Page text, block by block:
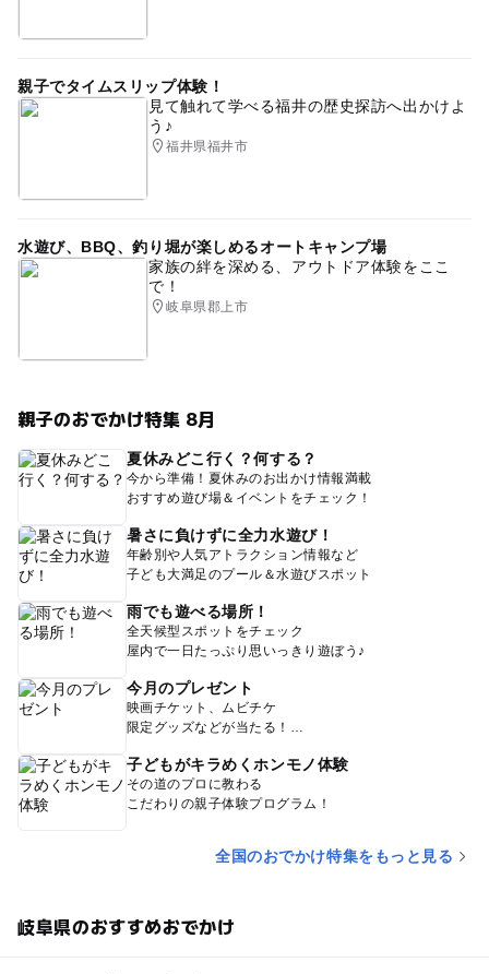
親子でタイムスリップ体験！
見て触れて学べる福井の歴史探訪へ出かけよ
う♪
福井県福井市
水遊び、BBQ、釣り堀が楽しめるオートキャンプ場
家族の絆を深める、アウトドア体験をここ
で！
岐阜県郡上市
親子のおでかけ特集 8月
夏休みどこ行く？何する？
今から準備！夏休みのお出かけ情報満載
おすすめ遊び場＆イベントをチェック！
暑さに負けずに全力水遊び！
年齢別や人気アトラクション情報など
子ども大満足のプール＆水遊びスポット
雨でも遊べる場所！
全天候型スポットをチェック
屋内で一日たっぷり思いっきり遊ぼう♪
今月のプレゼント
映画チケット、ムビチケ
限定グッズなどが当たる！
子どもがキラめくホンモノ体験
その道のプロに教わる
こだわりの親子体験プログラム！
全国のおでかけ特集をもっと見る
岐阜県のおすすめおでかけ